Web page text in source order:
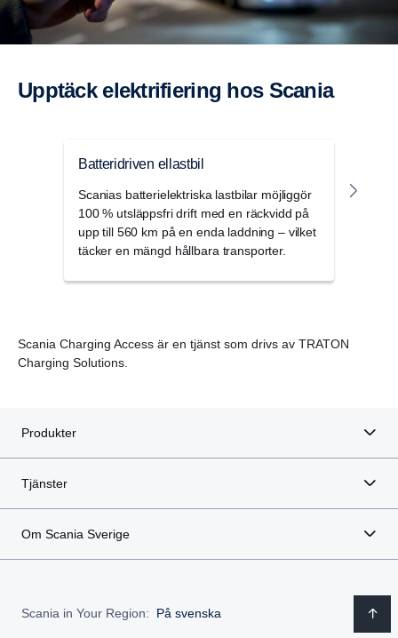
Hur stoppar jag laddningssessionen?
laddningskabeln – vad ska jag göra?
jag helst ladda?
Kan jag lämna mitt fordon medan det
laddas?
Var hittar jag laddningshistoriken?
Vår faktura är fel. Hur kan den
korrigeras?
Vilka betalsätt accepteras?
Vad betyder Preferred Network och
Base Network?
Hur rapporterar jag felaktig
Upptäck elektrifiering hos Scania
Batteridriven ellastbil
Scanias batterielektriska lastbilar möjliggör
100 % utsläppsfri drift med en räckvidd på
upp till 560 km på en enda laddning – vilket
täcker en mängd hållbara transporter.
Scania Charging Access är en tjänst som drivs av TRATON
Charging Solutions.
Produkter
Tjänster
Om Scania Sverige
Scania in Your Region: På svenska